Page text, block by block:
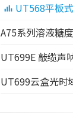
UT568平板
A75系列溶液糖
UT699E 敲缆声
UT699云盒光时